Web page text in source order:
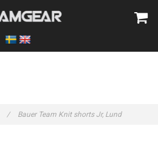
/ Bauer Team Knit shorts Jr, Lund